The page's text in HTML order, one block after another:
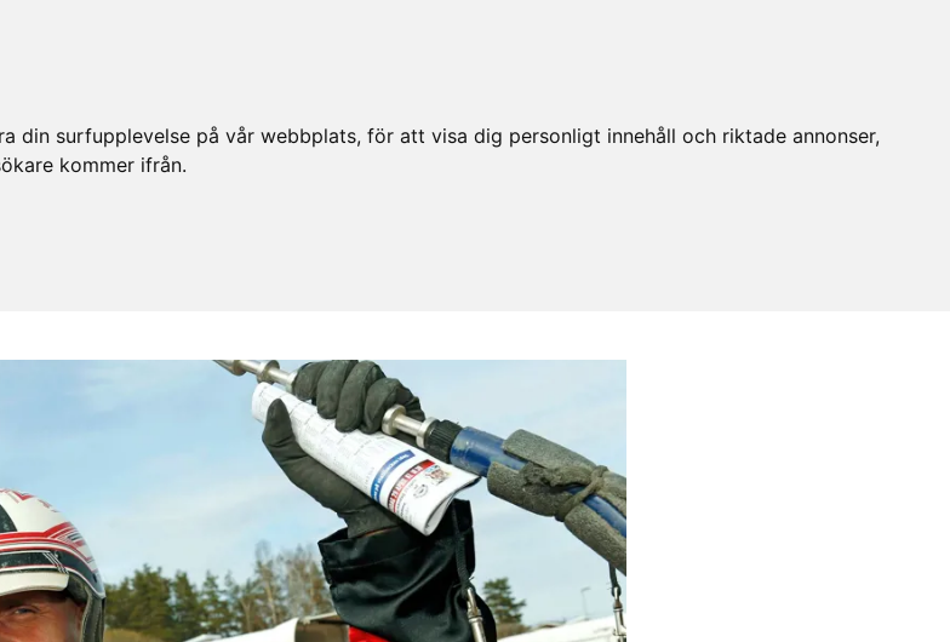
surfupplevelse på vår webbplats, för att visa dig personligt innehåll och riktade annonser,
kommer ifrån.